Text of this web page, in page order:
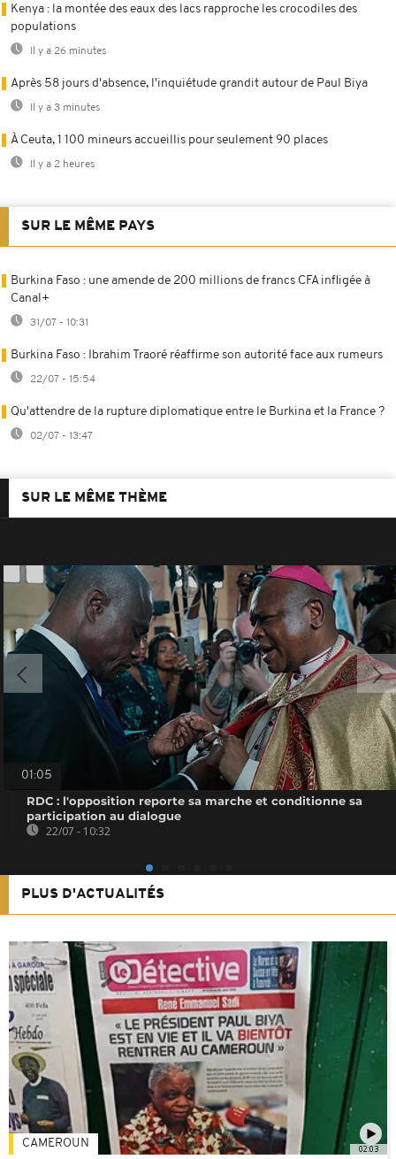
Kenya : la montée des eaux des lacs rapproche les crocodiles des
populations
Il y a 26 minutes
Après 58 jours d'absence, l'inquiétude grandit autour de Paul Biya
Il y a 3 minutes
À Ceuta, 1 100 mineurs accueillis pour seulement 90 places
Il y a 2 heures
SUR LE MÊME PAYS
Burkina Faso : une amende de 200 millions de francs CFA infligée à
Canal+
31/07 - 10:31
Burkina Faso : Ibrahim Traoré réaffirme son autorité face aux rumeurs
22/07 - 15:54
Qu'attendre de la rupture diplomatique entre le Burkina et la France ?
02/07 - 13:47
SUR LE MÊME THÈME
01:05
RDC : l'opposition reporte sa marche et conditionne sa
participation au dialogue
22/07 - 10:32
PLUS D'ACTUALITÉS
02:03
CAMEROUN